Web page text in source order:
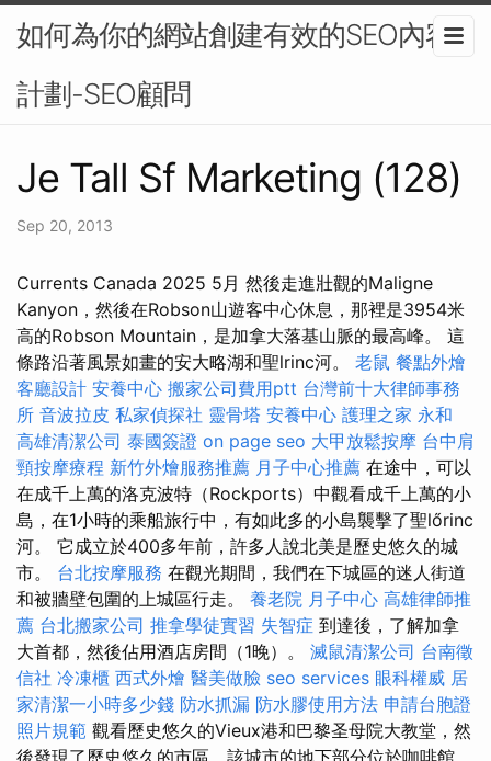
如何為你的網站創建有效的SEO內容
計劃-SEO顧問
Je Tall Sf Marketing (128)
Sep 20, 2013
Currents Canada 2025 5月 然後走進壯觀的Maligne
Kanyon，然後在Robson山遊客中心休息，那裡是3954米
高的Robson Mountain，是加拿大落基山脈的最高峰。 這
條路沿著風景如畫的安大略湖和聖lrinc河。 老鼠 餐點外燴
客廳設計 安養中心 搬家公司費用ptt 台灣前十大律師事務
所 音波拉皮 私家偵探社 靈骨塔 安養中心 護理之家 永和
高雄清潔公司 泰國簽證 on page seo 大甲放鬆按摩 台中肩
頸按摩療程 新竹外燴服務推薦 月子中心推薦 在途中，可以
在成千上萬的洛克波特（Rockports）中觀看成千上萬的小
島，在1小時的乘船旅行中，有如此多的小島襲擊了聖lőrinc
河。 它成立於400多年前，許多人說北美是歷史悠久的城
市。 台北按摩服務 在觀光期間，我們在下城區的迷人街道
和被牆壁包圍的上城區行走。 養老院 月子中心 高雄律師推
薦 台北搬家公司 推拿學徒實習 失智症 到達後，了解加拿
大首都，然後佔用酒店房間（1晚）。 滅鼠清潔公司 台南徵
信社 冷凍櫃 西式外燴 醫美做臉 seo services 眼科權威 居
家清潔一小時多少錢 防水抓漏 防水膠使用方法 申請台胞證
照片規範 觀看歷史悠久的Vieux港和巴黎圣母院大教堂，然
後發現了歷史悠久的市區，該城市的地下部分位於咖啡館，